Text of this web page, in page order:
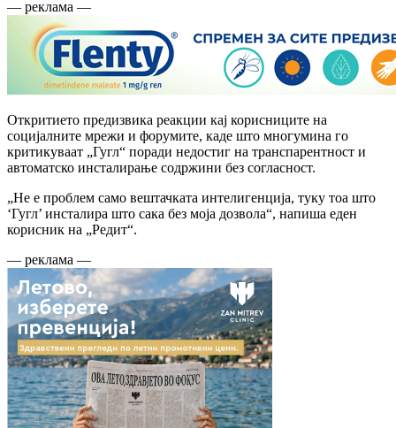
— реклама —
Откритието предизвика реакции кај корисниците на
социјалните мрежи и форумите, каде што многумина го
критикуваат „Гугл“ поради недостиг на транспарентност и
автоматско инсталирање содржини без согласност.
„Не е проблем само вештачката интелигенција, туку тоа што
‘Гугл’ инсталира што сака без моја дозвола“, напиша еден
корисник на „Редит“.
— реклама —